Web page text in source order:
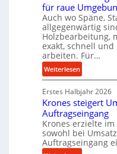
e
l
s
t
a
n
d
s
c
h
a
l
s
e
n
s
o
r
e
e
l
g
e
w
i
n
e
t
r
i
e
für raue
Auch wo Späne,
allgegenwärtig
Holzbearbeitung,
exakt, schnell
arbeiten. Für…
Weiterlesen:
P
r
ä
z
i
s
e
Erstes Halbjahr 2026
Krones steigert
Auftragseingang
Krones erzielte
sowohl bei
Auftragseingang